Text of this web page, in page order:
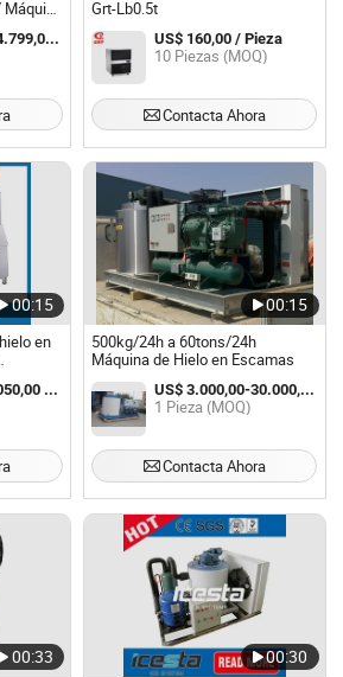
US$ 2.189,00-4.799,00 / set
Grt-Lb0.5t
US$ 160,00 / Pieza
10 Piezas (MOQ)
Contacta Ahora
00:15
en
la
US$ 880,00-1.050,00 / Set
00:15
500kg/24h a 60tons/24h
Máquina de Hielo en Escamas
US$ 3.000,00-30.000,00 / Pieza
1 Pieza (MOQ)
Contacta Ahora
00:33 00:30